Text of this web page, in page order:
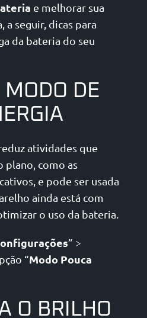
e melhorar sua
seguir, dicas para
da bateria do seu
MODO DE
atividades que
plano, como as
e pode ser usada
ainda está com
o uso da bateria.
” >
“Modo Pouca
O BRILHO